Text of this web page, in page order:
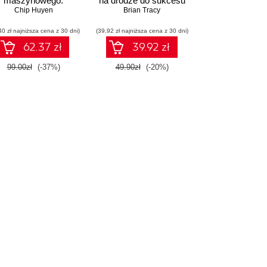
Iteracyjne tworzenie
pracy
Chip Huyen
zł najniższa cena z 30 dni)
62.37 zł
99.00zł (-37%)
Brian Tracy
(39,92 zł najniższa cena z 30 dni)
39.92 zł
49.90zł (-20%)